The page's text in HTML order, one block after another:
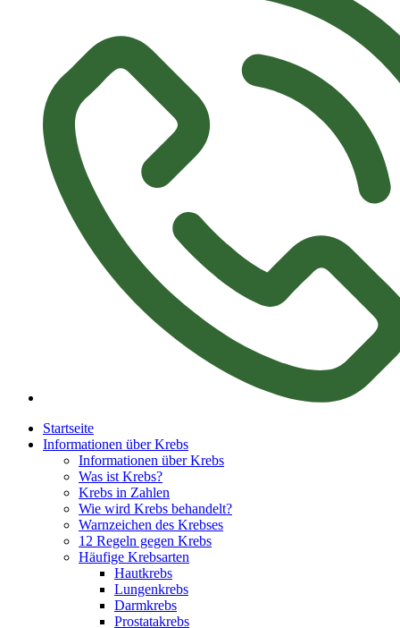
Startseite
Informationen über Krebs
Informationen über Krebs
Was ist Krebs?
Krebs in Zahlen
Wie wird Krebs behandelt?
Warnzeichen des Krebses
12 Regeln gegen Krebs
Häufige Krebsarten
Hautkrebs
Lungenkrebs
Darmkrebs
Prostatakrebs